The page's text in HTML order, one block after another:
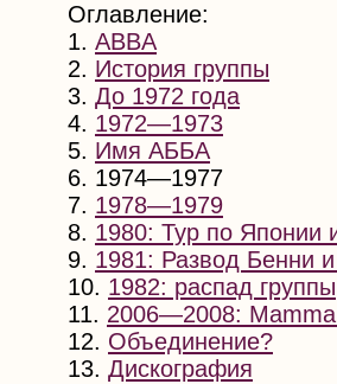
Оглавление:
1. ABBA
2. История группы
3. До 1972 года
4. 1972—1973
5. Имя АББА
6. 1974—1977
7. 1978—1979
8. 1980: Тур по Японии
9. 1981: Развод Бенни
10. 1982: распад группы
11. 2006—2008:
12. Объединение?
13. Дискография